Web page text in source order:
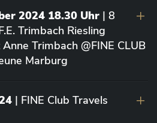
2024 18.30 Uhr | 8
Trimbach Riesling
Trimbach @FINE CLUB
Marburg
| FINE Club Travels